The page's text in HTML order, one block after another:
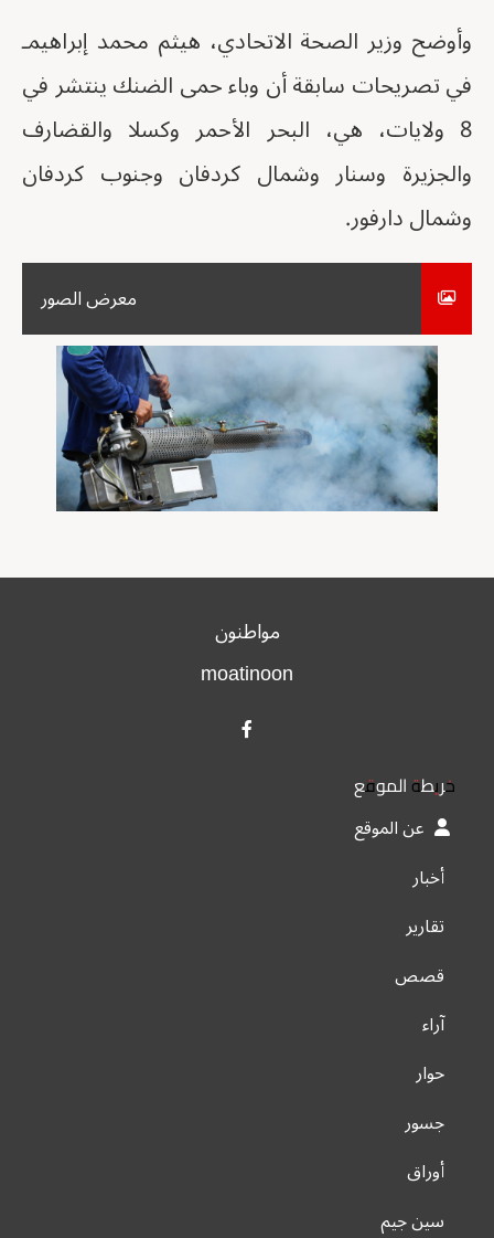
وأوضح وزير الصحة الاتحادي، هيثم محمد إبراهيمـ
في تصريحات سابقة أن وباء حمى الضنك ينتشر في
8 ولايات، هي، البحر الأحمر وكسلا والقضارف
والجزيرة وسنار وشمال كردفان وجنوب كردفان
وشمال دارفور.
معرض الصور
مواطنون
moatinoon
خريطة الموقع
عن الموقع
أخبار
تقارير
قصص
آراء
حوار
جسور
أوراق
سين جيم